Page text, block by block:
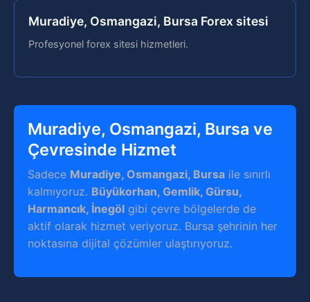
Muradiye, Osmangazi, Bursa Forex sitesi
Profesyonel forex sitesi hizmetleri.
Muradiye, Osmangazi, Bursa ve
Çevresinde Hizmet
Sadece Muradiye, Osmangazi, Bursa ile sınırlı
kalmıyoruz. Büyükorhan, Gemlik, Gürsu,
Harmancık, İnegöl gibi çevre bölgelerde de
aktif olarak hizmet veriyoruz. Bursa şehrinin her
noktasına dijital çözümler ulaştırıyoruz.